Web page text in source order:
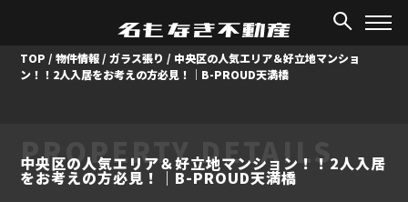
TOP /物件情報 /ガラス張り / 中央区の人気エリア＆好立地マンショ
ン！！2人入居をお考えの方必見！｜B-PROUD天満橋
PROPERTY DETAILS
中央区の人気エリア＆好立地マンション！！2人入居
をお考えの方必見！｜B-PROUD天満橋